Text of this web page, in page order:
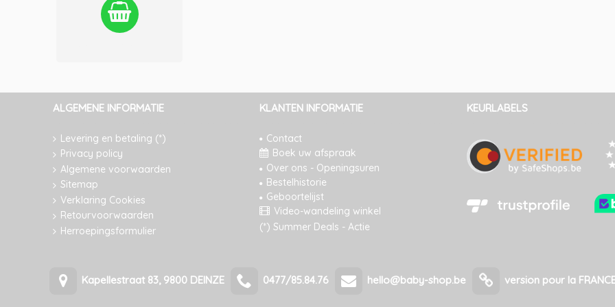
ALGEMENE INFORMATIE
Levering en betaling (*)
Privacy policy
Algemene voorwaarden
Sitemap
Verklaring Cookies
Retourvoorwaarden
Herroepingsformulier
KLANTEN INFORMATIE
Contact
Boek uw afspraak
Over ons - Openingsuren
Bestelhistorie
Geboortelijst
Video-wandeling winkel
(*) Summer Deals - Actie
KEURLABELS
Kapellestraat 83, 9800 DEINZE 0477/85.84.76 hello@baby-shop.be version pour la